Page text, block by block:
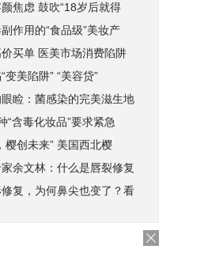
焦虑 鼓吹“18岁后就得
作用的“食品级”美妆产
买单 医美市场消费陷阱
变美陷阱” “美容贷”
睑：菌感染的完美滋生地
“含毒化妆品”要求紧急
樱创未来” 美国西北樱
余文林：什么是唇裂修复
复，为何鼻尖也变了？看